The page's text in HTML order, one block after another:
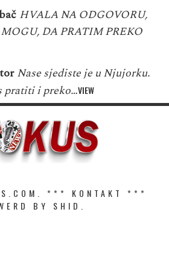
HVALA NA ODGOVORU,
DA PRATIM PREKO
Nase sjediste je u Njujorku.
pratiti i preko…VIEW
*** KONTAKT
***
BY SHID.